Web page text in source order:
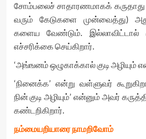
சோம்பலைச் சாதாரணமாகக்
வரும் கேடுகளை முன்வைத்து)
களைய வேண்டும். இல்லாவிட்டால்
எச்சரிக்கை செய்கிறார்.
‘அங்ஙனம் ஒழுகாக்கால் குடி அழியும்
‘நினைக்க’ என்று வள்ளுவர்
நின் குடி அழியும்’ என்னும் அவர்
கண்டறிகிறார்.
நம்மையறியாரை நாமறிவோம்